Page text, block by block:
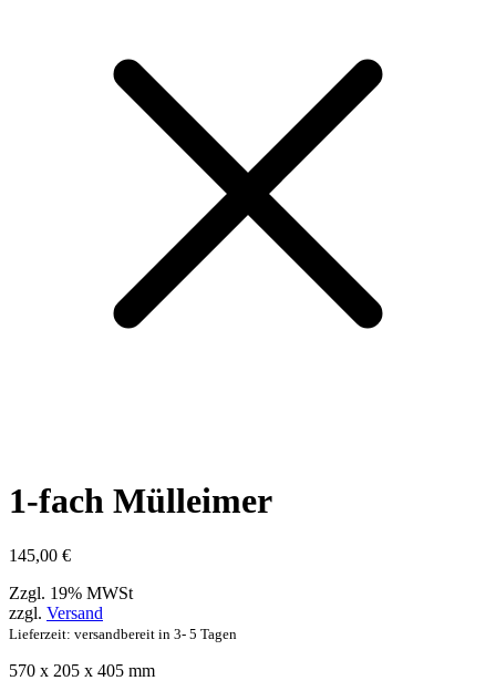
1-fach Mülleimer
145,00 €
Zzgl. 19% MWSt
zzgl. Versand
Lieferzeit: versandbereit in 3- 5 Tagen
570 x 205 x 405 mm